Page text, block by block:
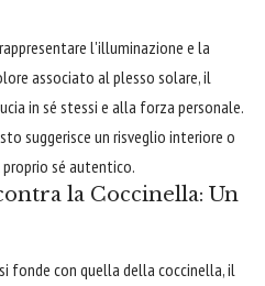
l'illuminazione e la
associato al plesso solare, il
in sé stessi e alla forza personale.
suggerisce un risveglio interiore o
sé autentico.
la Coccinella: Un
fonde con quella della coccinella, il